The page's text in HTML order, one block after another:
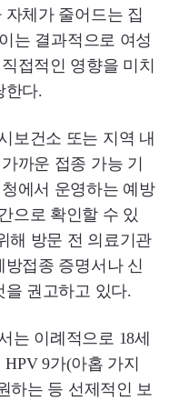
체가 줄어드는 집
는 결과적으로 여성
접적인 영향을 미치
한다.
보건소 또는 지역 내
까운 접종 가능 기
에서 운영하는 예방
으로 확인할 수 있
해 방문 전 의료기관
접종 증명서나 신
을 권고하고 있다.
는 이례적으로 18세
9가(아홉 가지
하는 등 선제적인 보